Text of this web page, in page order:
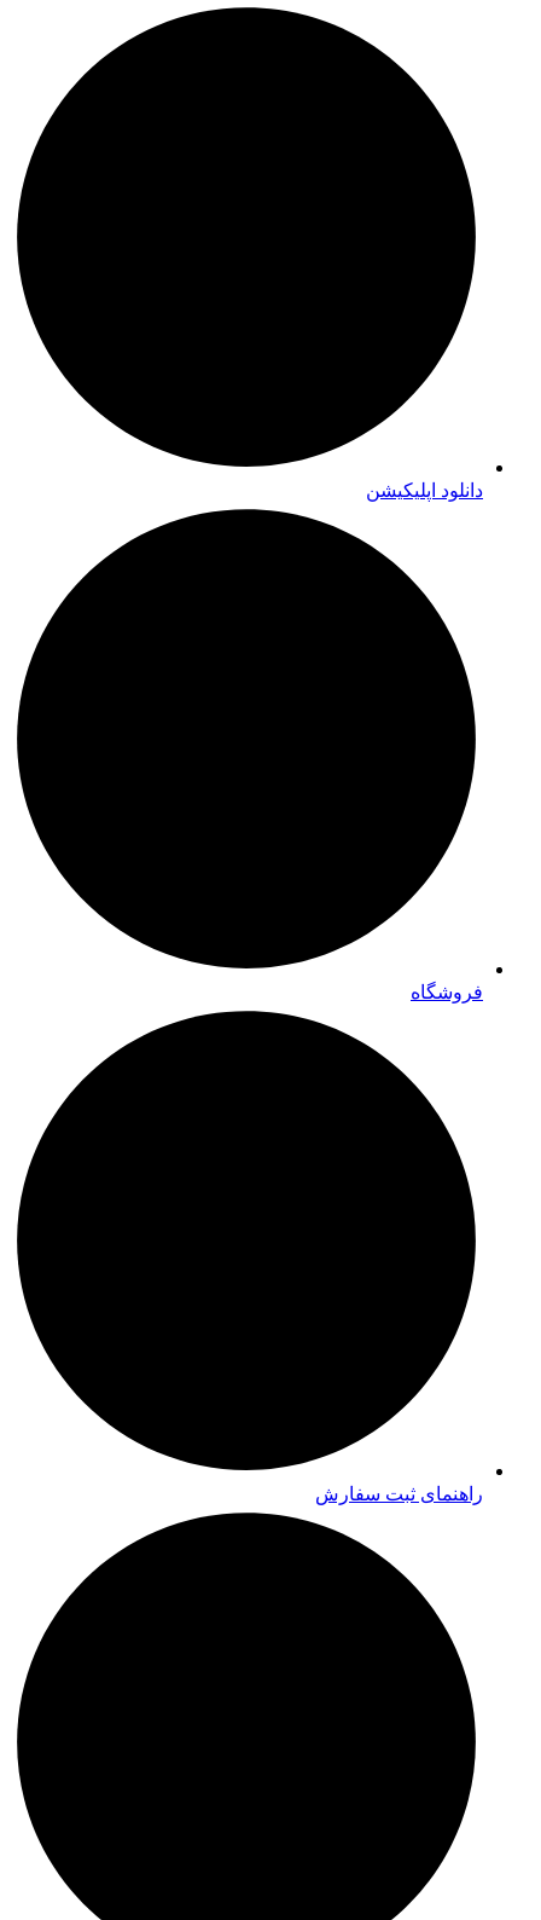
دانلود اپلیکیشن
فروشگاه
راهنمای ثبت سفارش